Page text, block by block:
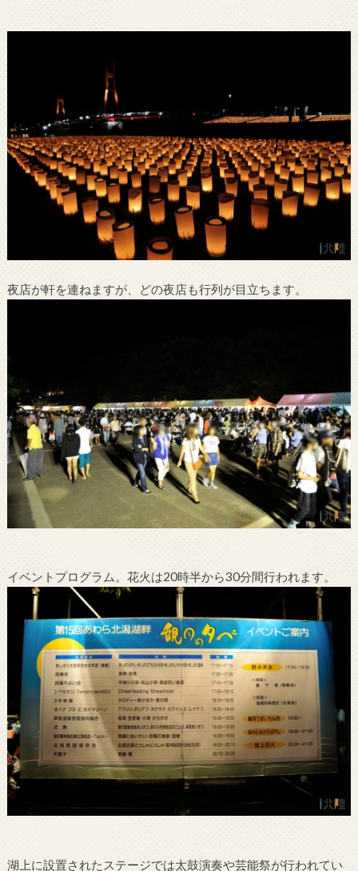
夜店が軒を連ねますが、どの夜店も行列が目立ちます。
イベントプログラム。花火は20時半から30分間行われます。
湖上に設置されたステージでは太鼓演奏や芸能祭が行われてい